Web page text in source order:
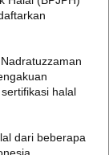
halal
dari beberapa